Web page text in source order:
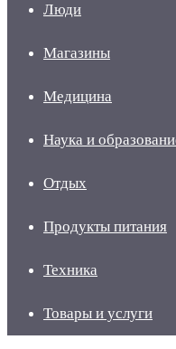
Люди
Магазины
Медицина
Наука и
Отдых
Продукты питания
Техника
Товары и услуги